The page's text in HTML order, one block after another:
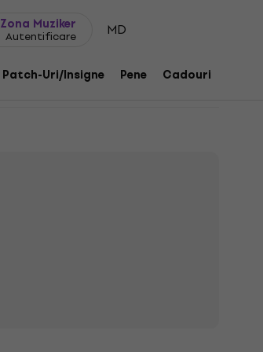
Zona Muziker
Autentificare MD
Patch-Uri/Insigne Pene Cadouri